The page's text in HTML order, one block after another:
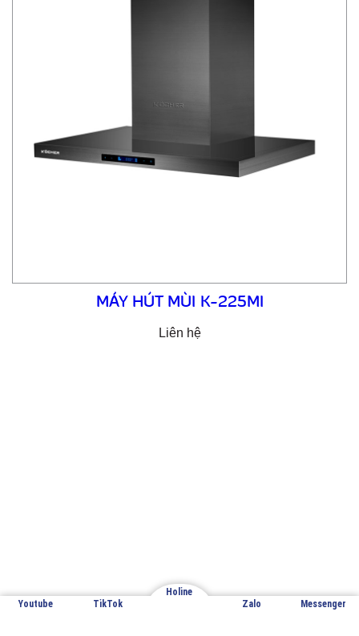
MÁY HÚT MÙI K-225MI
Liên hệ
VPĐD: Đội 7 – Thượng Mỗ – Đan Phượng – Hà Nội
Youtube TikTok
Holine
Zalo
Messenger